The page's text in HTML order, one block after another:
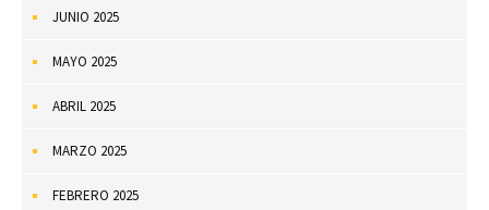
JUNIO 2025
MAYO 2025
ABRIL 2025
MARZO 2025
FEBRERO 2025